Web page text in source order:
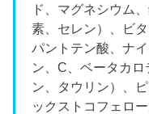
ド、マグネシウム
素、セレン）、ビ
パントテン酸、ナ
ン、C、ベータカ
ン、タウリン）、
ックストコフェロー